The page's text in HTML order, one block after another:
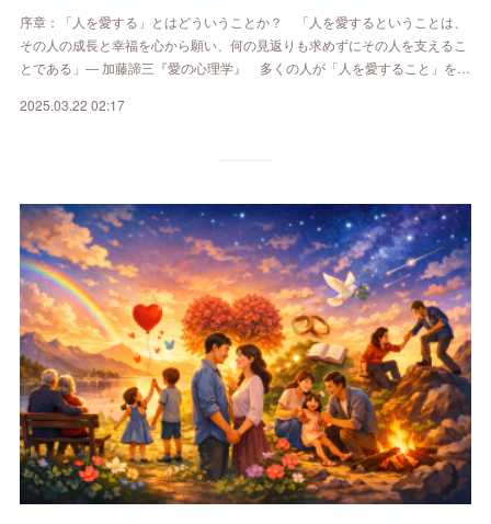
序章：「人を愛する」とはどういうことか？ 「人を愛するということは、
その人の成長と幸福を心から願い、何の見返りも求めずにその人を支えるこ
とである」― 加藤諦三『愛の心理学』 多くの人が「人を愛すること」を…
2025.03.22 02:17